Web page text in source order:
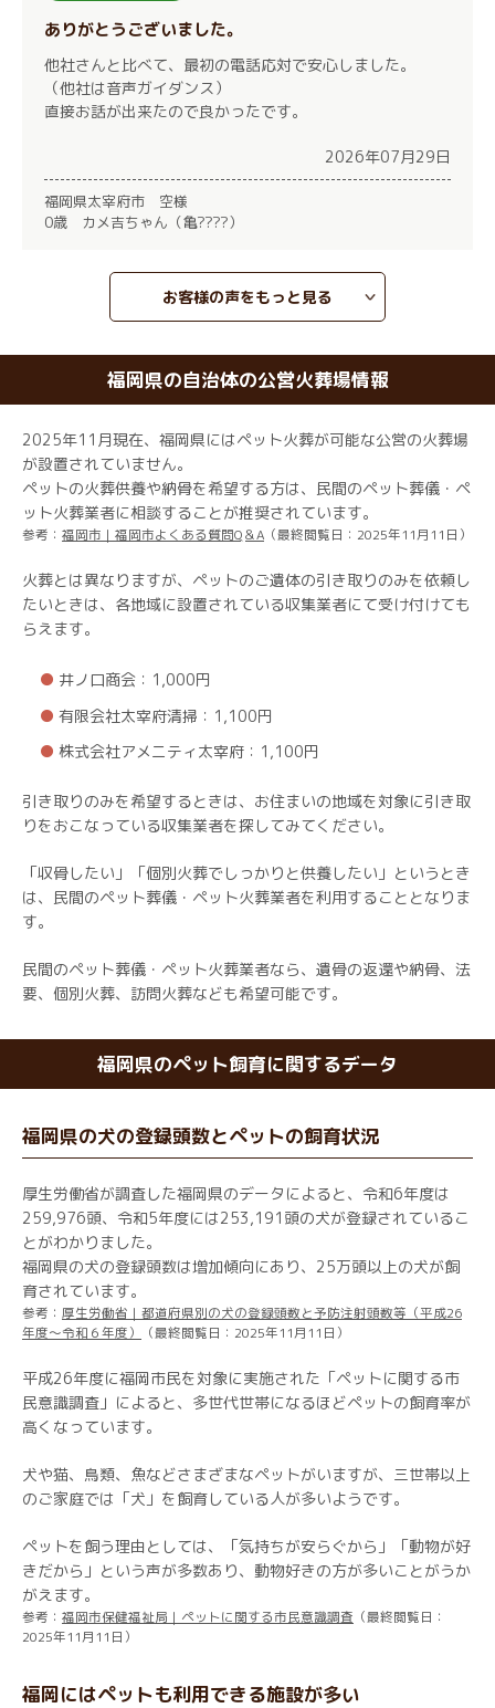
ありがとうございました。
他社さんと比べて、最初の電話応対で安心しました。
（他社は音声ガイダンス）
直接お話が出来たので良かったです。
2026年07月29日
福岡県太宰府市 空様
0歳 カメ吉ちゃん（亀????）
お客様の声をもっと見る
福岡県の自治体の公営火葬場情報
2025年11月現在、福岡県にはペット火葬が可能な公営の火葬場
が設置されていません。
ペットの火葬供養や納骨を希望する方は、民間のペット葬儀・ペ
ット火葬業者に相談することが推奨されています。
参考： 福岡市｜福岡市よくある質問Q＆A （最終閲覧日：2025年11月11日）
火葬とは異なりますが、ペットのご遺体の引き取りのみを依頼し
たいときは、各地域に設置されている収集業者にて受け付けても
らえます。
井ノ口商会：1,000円
有限会社太宰府清掃：1,100円
株式会社アメニティ太宰府：1,100円
引き取りのみを希望するときは、お住まいの地域を対象に引き取
りをおこなっている収集業者を探してみてください。
「収骨したい」「個別火葬でしっかりと供養したい」というとき
は、民間のペット葬儀・ペット火葬業者を利用することとなりま
す。
民間のペット葬儀・ペット火葬業者なら、遺骨の返還や納骨、法
要、個別火葬、訪問火葬なども希望可能です。
福岡県のペット飼育に関するデータ
福岡県の犬の登録頭数とペットの飼育状況
厚生労働省が調査した福岡県のデータによると、令和6年度は
259,976頭、令和5年度には253,191頭の犬が登録されているこ
とがわかりました。
福岡県の犬の登録頭数は増加傾向にあり、25万頭以上の犬が飼
育されています。
参考： 厚生労働省｜都道府県別の犬の登録頭数と予防注射頭数等（平成26
年度～令和６年度）
（最終閲覧日：2025年11月11日）
平成26年度に福岡市民を対象に実施された「ペットに関する市
民意識調査」によると、多世代世帯になるほどペットの飼育率が
高くなっています。
犬や猫、鳥類、魚などさまざまなペットがいますが、三世帯以上
のご家庭では「犬」を飼育している人が多いようです。
ペットを飼う理由としては、「気持ちが安らぐから」「動物が好
きだから」という声が多数あり、動物好きの方が多いことがうか
がえます。
参考： 福岡市保健福祉局｜ペットに関する市民意識調査 （最終閲覧日：
2025年11月11日）
福岡にはペットも利用できる施設が多い